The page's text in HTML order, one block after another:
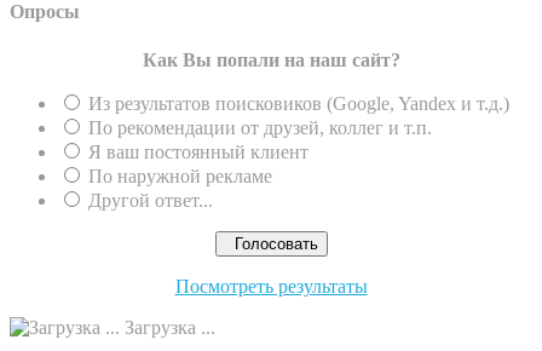
Опросы
Как Вы попали на наш сайт?
Из результатов поисковиков (Google, Yandex и т.д.)
По рекомендации от друзей, коллег и т.п.
Я ваш постоянный клиент
По наружной рекламе
Другой ответ...
Посмотреть результаты
Загрузка ...